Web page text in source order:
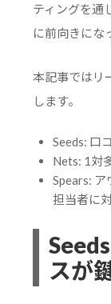
ティングを通
に前向きにな
本記事ではリ
します。
Seeds: 口
Nets: 1対
Spears:
担当者に
スが